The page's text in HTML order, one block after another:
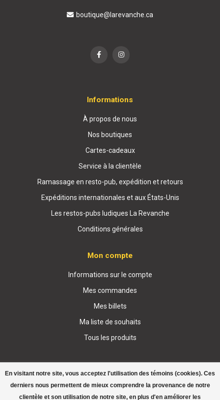
En visitant notre site, vous acceptez l'utilisation des témoins (cookies). Ces
derniers nous permettent de mieux comprendre la provenance de notre
clientèle et son utilisation de notre site, en plus d'en améliorer les
boutique@larevanche.ca
Informations
À propos de nous
Nos boutiques
Cartes-cadeaux
Service à la clientèle
Ramassage en resto-pub, expédition et retours
Expéditions internationales et aux États-Unis
Les restos-pubs ludiques La Revanche
Conditions générales
Mon compte
Informations sur le compte
Mes commandes
Mes billets
Ma liste de souhaits
Tous les produits